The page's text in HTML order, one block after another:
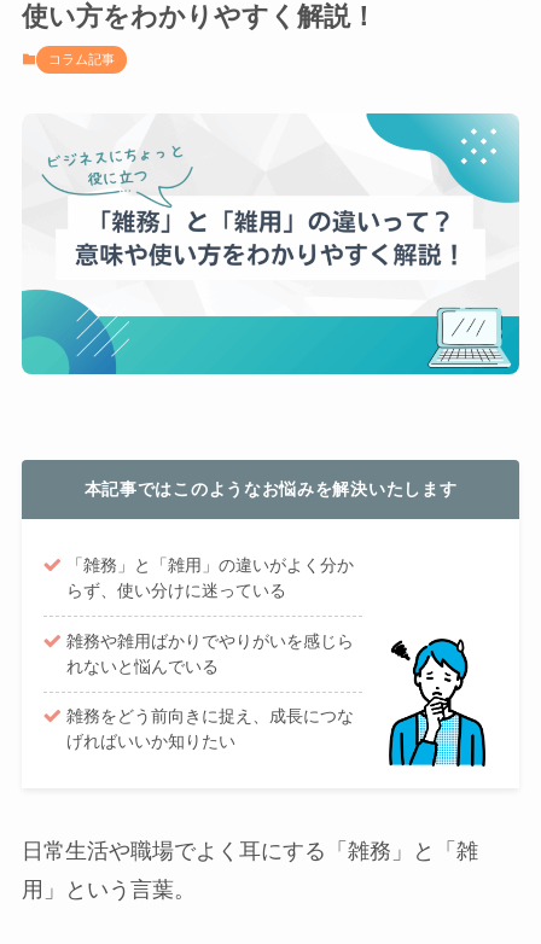
使い方をわかりやすく解説！
コラム記事
本記事ではこのようなお悩みを解決いたします
「雑務」と「雑用」の違いがよく分か
らず、使い分けに迷っている
雑務や雑用ばかりでやりがいを感じら
れないと悩んでいる
雑務をどう前向きに捉え、成長につな
げればいいか知りたい
日常生活や職場でよく耳にする「雑務」と「雑
用」という言葉。